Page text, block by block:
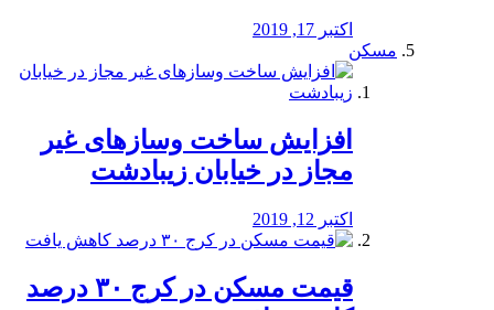
اکتبر 17, 2019
مسکن
افزایش ساخت وسازهای غیر
مجاز در خیابان زیبادشت
اکتبر 12, 2019
️قیمت مسکن در کرج ۳۰ درصد